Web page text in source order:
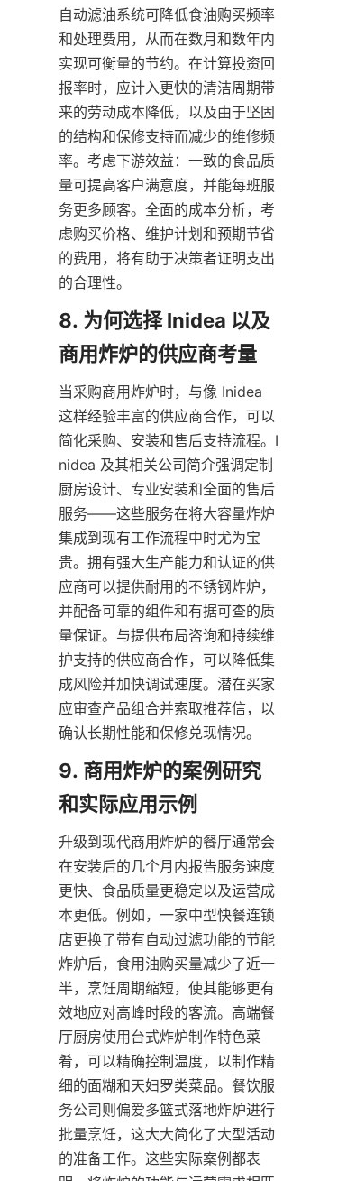
自动滤油系统可降低食油购买频率
和处理费用，从而在数月和数年内
实现可衡量的节约。在计算投资回
报率时，应计入更快的清洁周期带
来的劳动成本降低，以及由于坚固
的结构和保修支持而减少的维修频
率。考虑下游效益：一致的食品质
量可提高客户满意度，并能每班服
务更多顾客。全面的成本分析，考
虑购买价格、维护计划和预期节省
的费用，将有助于决策者证明支出
的合理性。
8. 为何选择 Inidea 以及
当采购商用炸炉时，与像 Inidea
这样经验丰富的供应商合作，可以
简化采购、安装和售后支持流程。I
nidea 及其相关公司简介强调定制
厨房设计、专业安装和全面的售后
服务——这些服务在将大容量炸炉
集成到现有工作流程中时尤为宝
贵。拥有强大生产能力和认证的供
应商可以提供耐用的不锈钢炸炉，
并配备可靠的组件和有据可查的质
量保证。与提供布局咨询和持续维
护支持的供应商合作，可以降低集
成风险并加快调试速度。潜在买家
应审查产品组合并索取推荐信，以
确认长期性能和保修兑现情况。
9. 商用炸炉的案例研究
升级到现代商用炸炉的餐厅通常会
在安装后的几个月内报告服务速度
更快、食品质量更稳定以及运营成
本更低。例如，一家中型快餐连锁
店更换了带有自动过滤功能的节能
炸炉后，食用油购买量减少了近一
半，烹饪周期缩短，使其能够更有
效地应对高峰时段的客流。高端餐
厅厨房使用台式炸炉制作特色菜
肴，可以精确控制温度，以制作精
细的面糊和天妇罗类菜品。餐饮服
务公司则偏爱多篮式落地炸炉进行
批量烹饪，这大大简化了大型活动
的准备工作。这些实际案例都表